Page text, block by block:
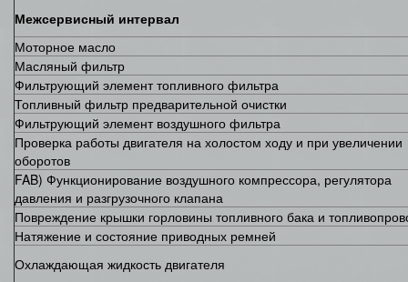
Межсервисный интервал
Моторное масло
Масляный фильтр
Фильтрующий элемент топливного фильтра
Топливный фильтр предварительной очистки
Фильтрующий элемент воздушного фильтра
Проверка работы двигателя на холостом ходу и при увеличении
оборотов
FAB) Функционирование воздушного компрессора, регулятора
давления и разгрузочного клапана
Повреждение крышки горловины топливного бака и
Натяжение и состояние приводных ремней
Охлаждающая жидкость двигателя